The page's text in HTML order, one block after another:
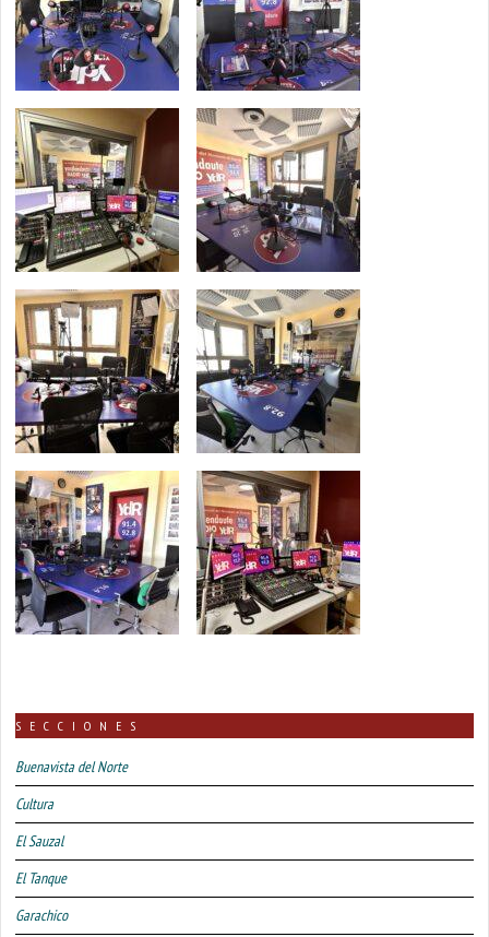
SECCIONES
Buenavista del Norte
Cultura
El Sauzal
El Tanque
Garachico